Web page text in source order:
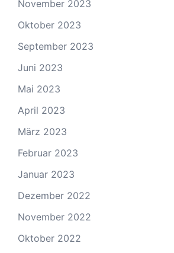
November 2023
Oktober 2023
September 2023
Juni 2023
Mai 2023
April 2023
März 2023
Februar 2023
Januar 2023
Dezember 2022
November 2022
Oktober 2022